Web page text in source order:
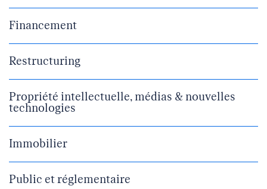
Financement
Restructuring
Propriété intellectuelle, médias & nouvelles
technologies
Immobilier
Public et réglementaire